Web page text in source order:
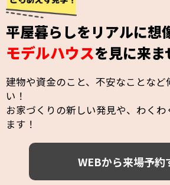
平屋暮らしをリアルに想
モデルハウスを見に来ま
建物や資金のこと、不安なことなど
い！
お家づくりの新しい発見や、わくわ
ます！
WEBから来場予約